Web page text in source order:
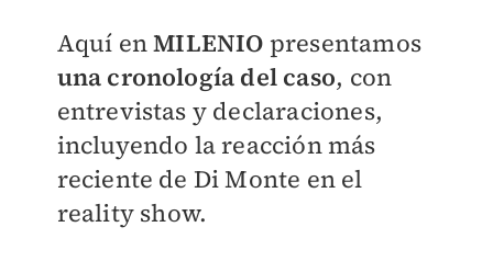
Aquí enMILENIO presentamos
una cronología del caso, con
entrevistas y declaraciones,
incluyendo la reacción más
reciente de Di Monte en el
reality show.